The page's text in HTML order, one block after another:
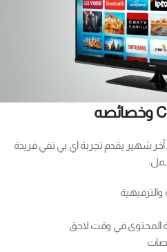
شهير يقدم تجربة اي بي تفي فريدة
المحتوى في وقت لاحق